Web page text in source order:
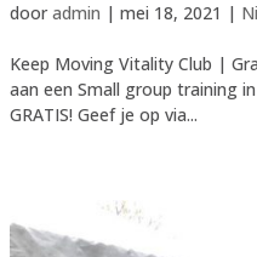
dooradmin |mei 18, 2021 |
Keep Moving Vitality Club |
aan een Small group training
GRATIS! Geef je op via...